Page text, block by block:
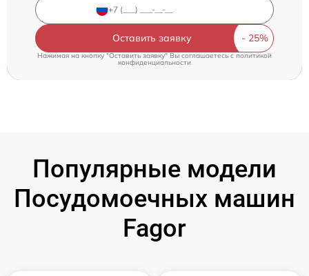
Оставить заявку
Нажимая на кнопку "Оставить заявку" Вы соглашаетесь cполитикой
конфиденциальности
Популярные модели
Посудомоечных машин
Fagor